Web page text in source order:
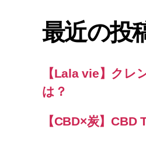
最近の投
【Lala vie】クレ
は？
【CBD×炭】CBD